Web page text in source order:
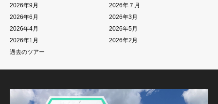
2026年9月
2026年７月
2026年6月
2026年3月
2026年4月
2026年5月
2026年1月
2026年2月
過去のツアー